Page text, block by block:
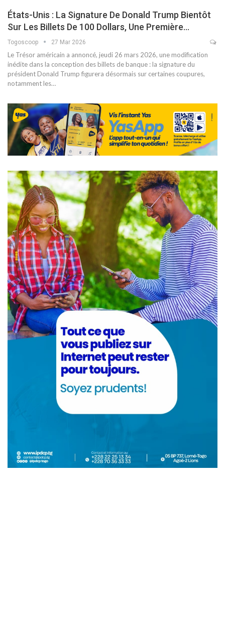
États-Unis : La Signature De Donald Trump Bientôt
Sur Les Billets De 100 Dollars, Une Première…
Togoscoop 27 Mar 2026
Le Trésor américain a annoncé, jeudi 26 mars 2026, une modification
inédite dans la conception des billets de banque : la signature du
président Donald Trump figurera désormais sur certaines coupures,
notamment les…